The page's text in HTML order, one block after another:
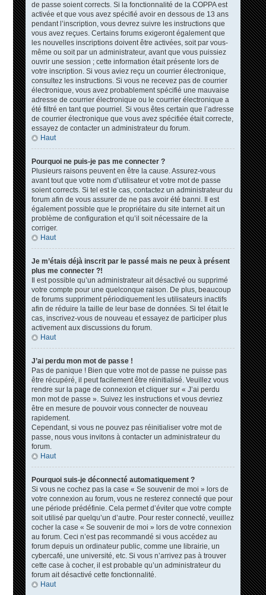
de passe soient corrects. Si la fonctionnalité de la COPPA est
activée et que vous avez spécifié avoir en dessous de 13 ans
pendant l’inscription, vous devrez suivre les instructions que
vous avez reçues. Certains forums exigeront également que
les nouvelles inscriptions doivent être activées, soit par vous-
même ou soit par un administrateur, avant que vous puissiez
ouvrir une session ; cette information était présente lors de
votre inscription. Si vous aviez reçu un courrier électronique,
consultez les instructions. Si vous ne recevez pas de courrier
électronique, vous avez probablement spécifié une mauvaise
adresse de courrier électronique ou le courrier électronique a
été filtré en tant que pourriel. Si vous êtes certain que l’adresse
de courrier électronique que vous avez spécifiée était correcte,
essayez de contacter un administrateur du forum.
Haut
Pourquoi ne puis-je pas me connecter ?
Plusieurs raisons peuvent en être la cause. Assurez-vous
avant tout que votre nom d’utilisateur et votre mot de passe
soient corrects. Si tel est le cas, contactez un administrateur du
forum afin de vous assurer de ne pas avoir été banni. Il est
également possible que le propriétaire du site internet ait un
problème de configuration et qu’il soit nécessaire de la
corriger.
Haut
Je m’étais déjà inscrit par le passé mais ne peux à présent
plus me connecter ?!
Il est possible qu’un administrateur ait désactivé ou supprimé
votre compte pour une quelconque raison. De plus, beaucoup
de forums suppriment périodiquement les utilisateurs inactifs
afin de réduire la taille de leur base de données. Si tel était le
cas, inscrivez-vous de nouveau et essayez de participer plus
activement aux discussions du forum.
Haut
J’ai perdu mon mot de passe !
Pas de panique ! Bien que votre mot de passe ne puisse pas
être récupéré, il peut facilement être réinitialisé. Veuillez vous
rendre sur la page de connexion et cliquer sur « J’ai perdu
mon mot de passe ». Suivez les instructions et vous devriez
être en mesure de pouvoir vous connecter de nouveau
rapidement.
Cependant, si vous ne pouvez pas réinitialiser votre mot de
passe, nous vous invitons à contacter un administrateur du
forum.
Haut
Pourquoi suis-je déconnecté automatiquement ?
Si vous ne cochez pas la case « Se souvenir de moi » lors de
votre connexion au forum, vous ne resterez connecté que pour
une période prédéfinie. Cela permet d’éviter que votre compte
soit utilisé par quelqu’un d’autre. Pour rester connecté, veuillez
cocher la case « Se souvenir de moi » lors de votre connexion
au forum. Ceci n’est pas recommandé si vous accédez au
forum depuis un ordinateur public, comme une librairie, un
cybercafé, une université, etc. Si vous n’arrivez pas à trouver
cette case à cocher, il est probable qu’un administrateur du
forum ait désactivé cette fonctionnalité.
Haut